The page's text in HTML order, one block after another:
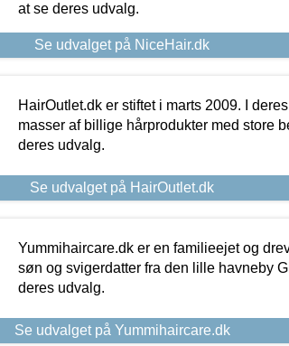
at se deres udvalg.
Se udvalget på NiceHair.dk
HairOutlet.dk er stiftet i marts 2009. I
masser af billige hårprodukter med store
deres udvalg.
Se udvalget på HairOutlet.dk
Yummihaircare.dk er en familieejet og
søn og svigerdatter fra den lille havneby
deres udvalg.
Se udvalget på Yummihaircare.dk